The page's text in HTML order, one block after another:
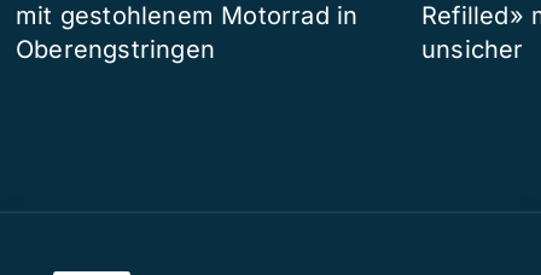
mit gestohlenem Motorrad in
Oberengstringen
Refilled»
unsicher